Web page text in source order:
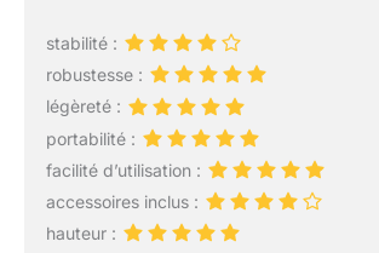
stabilité :
robustesse :
légèreté :
portabilité :
facilité d’utilisation :
accessoires inclus :
hauteur :